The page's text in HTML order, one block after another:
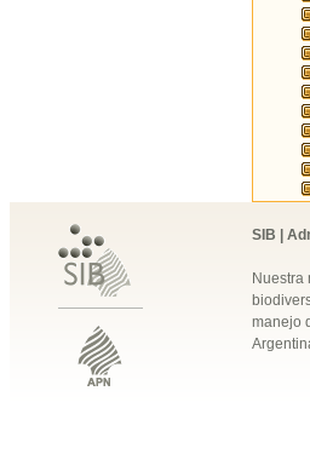
SIB |
Nuestra
manejo